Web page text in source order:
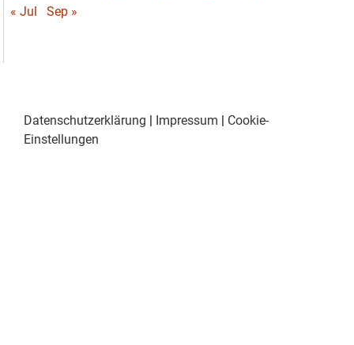
« Jul
Sep »
Datenschutzerklärung | Impressum | Cookie-
Einstellungen